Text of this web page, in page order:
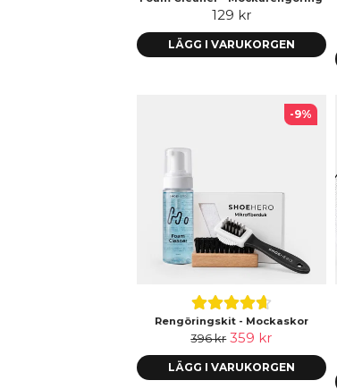
129 kr
LÄGG I VARUKORGEN
Rengöringskit - Mockaskor
396 kr 359 kr
LÄGG I VARUKORGEN
-9%